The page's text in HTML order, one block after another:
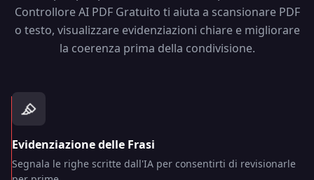
Controllore AI PDF Gratuito ti aiuta a scansionare PDF
o testo, visualizzare evidenziazioni chiare e migliorare
la coerenza prima della condivisione.
Evidenziazione delle Frasi
Segnala le righe scritte dall'IA per consentirti di revisionarle